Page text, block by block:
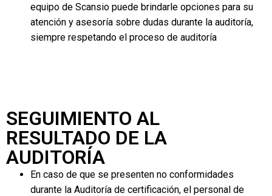
equipo de Scansio puede brindarle opciones para su
atención y asesoría sobre dudas durante la auditoría,
siempre respetando el proceso de auditoría
SEGUIMIENTO AL
RESULTADO DE LA
AUDITORÍA
En caso de que se presenten no conformidades
durante la Auditoría de certificación, el personal de